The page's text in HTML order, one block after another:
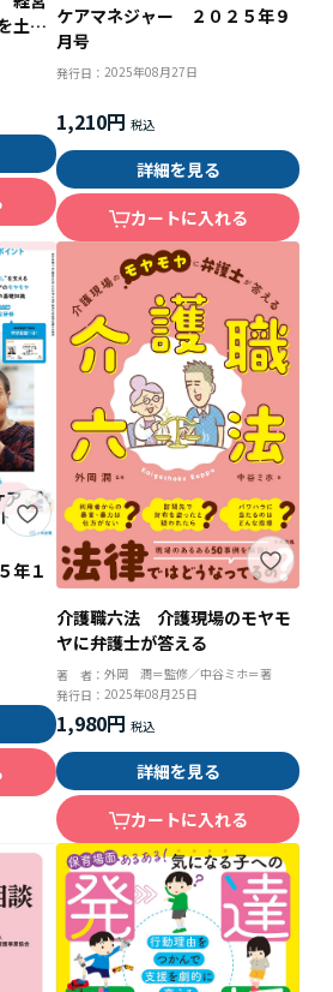
土台
り
ケアマネジャー ２０２５年９
月号
発行日： 2025年08月27日
1,210円
詳細を見る
カートに入れる
年１
介護職六法 介護現場のモヤモ
ヤに弁護士が答える
著 者： 外岡 潤＝監修／中谷ミホ＝著
発行日： 2025年08月25日
1,980円
詳細を見る
カートに入れる